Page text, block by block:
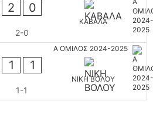
2 0
ΚΑΒΑΛΑ
2-0
Α ΟΜΙΛΟΣ 2024-2025
1 1
ΝΙΚΗ ΒΟΛΟΥ
1-1